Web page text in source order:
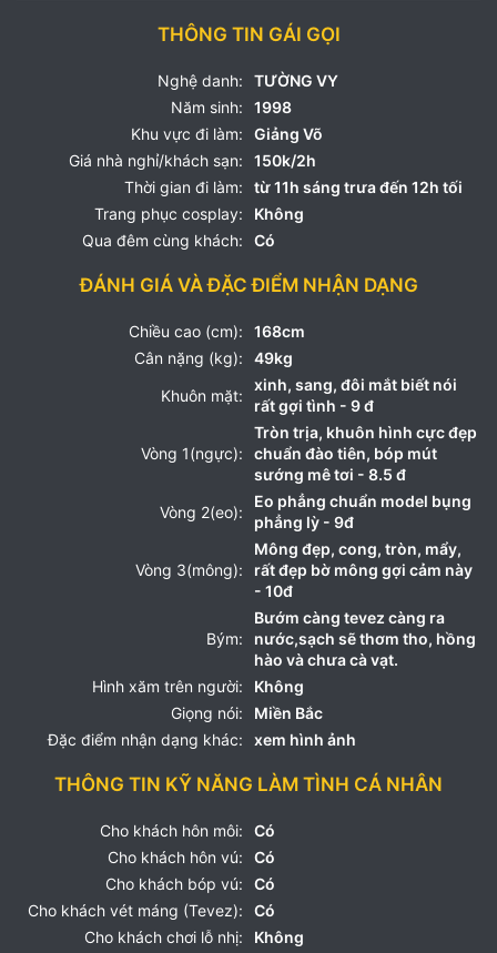
THÔNG TIN GÁI GỌI
Nghệ danh:
TƯỜNG VY
Năm sinh:
1998
Khu vực đi làm:
Giảng Võ
Giá nhà nghỉ/khách sạn:
150k/2h
Thời gian đi làm:
từ 11h sáng trưa đến 12h tối
Trang phục cosplay:
Không
Qua đêm cùng khách:
Có
ĐÁNH GIÁ VÀ ĐẶC ĐIỂM NHẬN DẠNG
Chiều cao (cm):
168cm
Cân nặng (kg):
49kg
Khuôn mặt:
xinh, sang, đôi mắt biết nói
rất gợi tình - 9 đ
Vòng 1(ngực):
Tròn trịa, khuôn hình cực đẹp
chuẩn đào tiên, bóp mút
sướng mê tơi - 8.5 đ
Vòng 2(eo):
Eo phẳng chuẩn model bụng
phẳng lỳ - 9đ
Vòng 3(mông):
Mông đẹp, cong, tròn, mẩy,
rất đẹp bờ mông gợi cảm này
- 10đ
Bým:
Bướm càng tevez càng ra
nước,sạch sẽ thơm tho, hồng
hào và chưa cà vạt.
Hình xăm trên người:
Không
Giọng nói:
Miền Bắc
Đặc điểm nhận dạng khác:
xem hình ảnh
THÔNG TIN KỸ NĂNG LÀM TÌNH CÁ NHÂN
Cho khách hôn môi:
Có
Cho khách hôn vú:
Có
Cho khách bóp vú:
Có
Cho khách vét máng (Tevez):
Có
Cho khách chơi lỗ nhị:
Không